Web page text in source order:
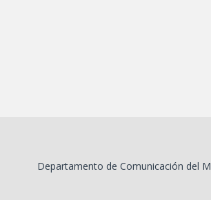
Departamento de Comunicación del